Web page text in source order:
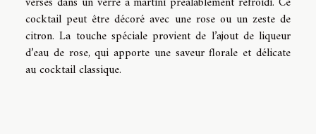
cocktail peut être décoré avec une rose ou un zeste de
citron. La touche spéciale provient de l’ajout de liqueur
d’eau de rose, qui apporte une saveur florale et délicate
au cocktail classique.